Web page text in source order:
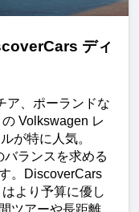
ディ
ア、ポーランドな
Volkswagen レ
が特に人気。
ランスを求める
。DiscoverCars
より予算に優し
ツアーや長距離